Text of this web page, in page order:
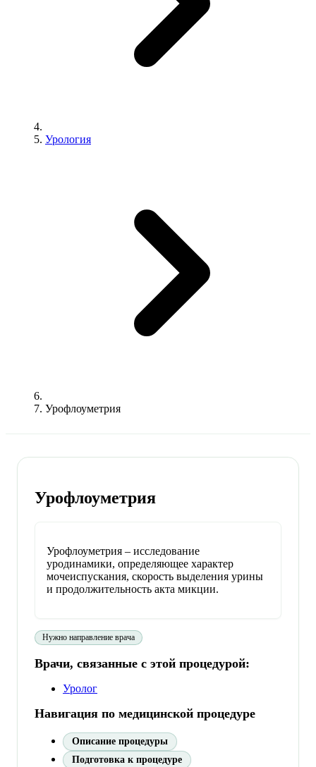
Урология
Урофлоуметрия
Урофлоуметрия
Урофлоуметрия – исследование
уродинамики, определяющее характер
мочеиспускания, скорость выделения урины
и продолжительность акта микции.
Нужно направление врача
Врачи, связанные с этой процедурой:
Уролог
Навигация по медицинской процедуре
Описание процедуры
Подготовка к процедуре